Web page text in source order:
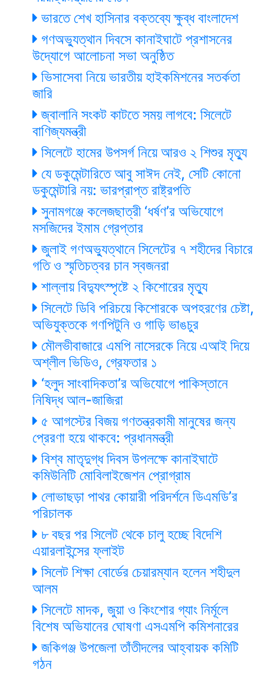
ভারতে শেখ হাসিনার বক্তব্যে ক্ষুব্ধ বাংলাদেশ
গণঅভ্যুত্থান দিবসে কানাইঘাটে প্রশাসনের
উদ্যোগে আলোচনা সভা অনুষ্ঠিত
ভিসাসেবা নিয়ে ভারতীয় হাইকমিশনের সতর্কতা
জারি
জ্বালানি সংকট কাটতে সময় লাগবে: সিলেটে
বাণিজ্যমন্ত্রী
সিলেটে হামের উপসর্গ নিয়ে আরও ২ শিশুর মৃত্যু
যে ডকুমেন্টারিতে আবু সাঈদ নেই, সেটি কোনো
ডকুমেন্টারি নয়: ভারপ্রাপ্ত রাষ্ট্রপতি
সুনামগঞ্জে কলেজছাত্রী ‘ধর্ষণ’র অভিযোগে
মসজিদের ইমাম গ্রেপ্তার
জুলাই গণঅভ্যুত্থানে সিলেটের ৭ শহীদের বিচারে
গতি ও স্মৃতিচত্বর চান স্বজনরা
শাল্লায় বিদ্যুৎস্পৃষ্টে ২ কিশোরের মৃত্যু
সিলেটে ডিবি পরিচয়ে কিশোরকে অপহরণের চেষ্টা,
অভিযুক্তকে গণপিটুনি ও গাড়ি ভাঙচুর
মৌলভীবাজারে এমপি নাসেরকে নিয়ে এআই দিয়ে
অশ্লীল ভিডিও, গ্রেফতার ১
‘হলুদ সাংবাদিকতা’র অভিযোগে পাকিস্তানে
নিষিদ্ধ আল-জাজিরা
৫ আগস্টের বিজয় গণতন্ত্রকামী মানুষের জন্য
প্রেরণা হয়ে থাকবে: প্রধানমন্ত্রী
বিশ্ব মাতৃদুগ্ধ দিবস উপলক্ষে কানাইঘাটে
কমিউনিটি মোবিলাইজেশন প্রোগ্রাম
লোভাছড়া পাথর কোয়ারী পরিদর্শনে ডিএমডি’র
পরিচালক
৮ বছর পর সিলেট থেকে চালু হচ্ছে বিদেশি
এয়ারলাইন্সের ফ্লাইট
সিলেট শিক্ষা বোর্ডের চেয়ারম্যান হলেন শহীদুল
আলম
সিলেটে মাদক, জুয়া ও কিংশোর গ্যাং নির্মূলে
বিশেষ অভিযানের ঘোষণা এসএমপি কমিশনারের
জকিগঞ্জ উপজেলা তাঁতীদলের আহ্বায়ক কমিটি
গঠন